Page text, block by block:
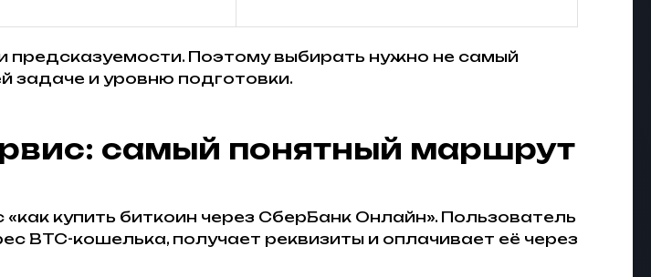
предсказуемости. Поэтому выбирать нужно не самый
задаче и уровню подготовки.
самый понятный маршрут
купить биткоин через СберБанк Онлайн». Пользователь
BTC-кошелька, получает реквизиты и оплачивает её через